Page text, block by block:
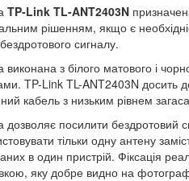
TP-Link TL-ANT2403N
рішенням, якщо є
сигналу.
виконана з білого матового і
TP-Link TL-ANT2403N досить
кабель з низьким рівнем
дозволяє посилити бездротовий
тільки одну антену
в один пристрій. Фіксація
яку добре видно на